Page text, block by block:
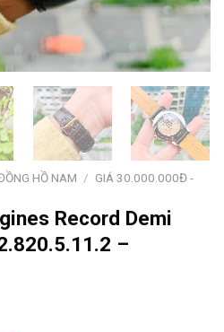
HỒ NAM / GIÁ 30.000.000Đ -
Record Demi
–